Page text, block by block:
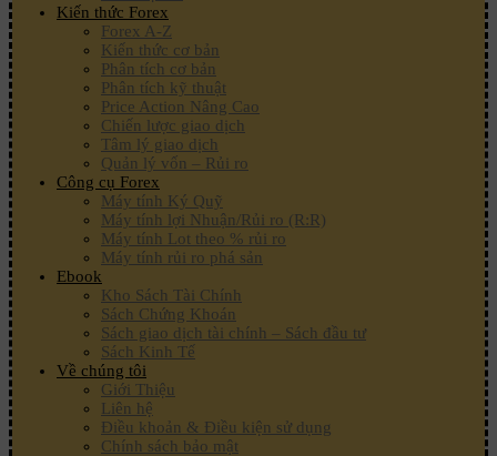
Kiến thức Forex
Forex A-Z
Kiến thức cơ bản
Phân tích cơ bản
Phân tích kỹ thuật
Price Action Nâng Cao
Chiến lược giao dịch
Tâm lý giao dịch
Quản lý vốn – Rủi ro
Công cụ Forex
Máy tính Ký Quỹ
Máy tính lợi Nhuận/Rủi ro (R:R)
Máy tính Lot theo % rủi ro
Máy tính rủi ro phá sản
Ebook
Kho Sách Tài Chính
Sách Chứng Khoán
Sách giao dịch tài chính – Sách đầu tư
Sách Kinh Tế
Về chúng tôi
Giới Thiệu
Liên hệ
Điều khoản & Điều kiện sử dụng
Chính sách bảo mật